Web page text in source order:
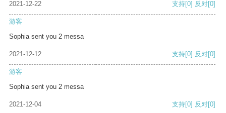
2021-12-22 支持[0] 反对[0]
游客
Sophia sent you 2 messa
2021-12-12 支持[0] 反对[0]
游客
Sophia sent you 2 messa
2021-12-04 支持[0] 反对[0]